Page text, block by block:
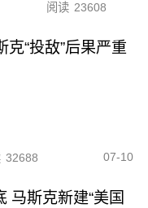
阅读 23608
克“投敌”后果严重
32688 07-10
马斯克新建“美国